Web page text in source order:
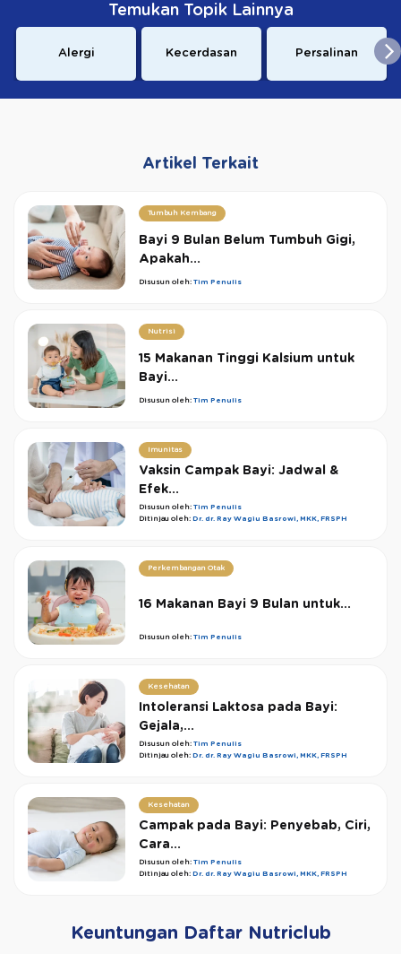
Temukan Topik Lainnya
Alergi Kecerdasan Persalinan
Artikel Terkait
Tumbuh Kembang
Bayi 9 Bulan Belum Tumbuh Gigi,
Apakah...
Disusun oleh: Tim Penulis
Nutrisi
15 Makanan Tinggi Kalsium untuk
Bayi...
Disusun oleh: Tim Penulis
Imunitas
Vaksin Campak Bayi: Jadwal &
Efek...
Disusun oleh: Tim Penulis
Ditinjau oleh: Dr. dr. Ray Wagiu Basrowi, MKK, FRSPH
Perkembangan Otak
16 Makanan Bayi 9 Bulan untuk...
Disusun oleh: Tim Penulis
Kesehatan
Intoleransi Laktosa pada Bayi:
Gejala,...
Disusun oleh: Tim Penulis
Ditinjau oleh: Dr. dr. Ray Wagiu Basrowi, MKK, FRSPH
Kesehatan
Campak pada Bayi: Penyebab, Ciri,
Cara...
Disusun oleh: Tim Penulis
Ditinjau oleh: Dr. dr. Ray Wagiu Basrowi, MKK, FRSPH
Keuntungan Daftar Nutriclub